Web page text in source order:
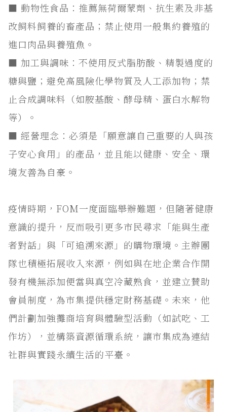
■ 動物性食品：推薦無荷爾蒙劑、抗生素及非基
改飼料飼養的畜產品；禁止使用一般集約養殖的
進口肉品與養殖魚。
■ 加工與調味：不使用反式脂肪酸、精製過度的
糖與鹽；避免高風險化學物質及人工添加物；禁
止合成調味料（如胺基酸、酵母精、蛋白水解物
等）。
■ 經營理念：必須是「願意讓自己重要的人與孩
子安心食用」的產品，並且能以健康、安全、環
境友善為自豪。
疫情時期，FOM一度面臨舉辦難題，但隨著健康
意識的提升，反而吸引更多市民尋求「能與生產
者對話」與「可追溯來源」的購物環境。主辦團
隊也積極拓展收入來源，例如與在地企業合作開
發有機無添加便當與真空冷藏熟食，並建立賛助
會員制度，為市集提供穩定財務基礎。未來，他
們計劃加強攤商培育與體驗型活動（如試吃、工
作坊），並構築資源循環系統，讓市集成為連結
社群與實踐永續生活的平臺。